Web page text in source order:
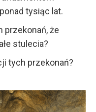
tysiąc lat.
przekonań, że
stulecia?
tych przekonań?